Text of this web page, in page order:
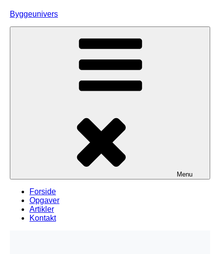
Skip
Byggeunivers
Menu
Forside
Opgaver
Artikler
Kontakt